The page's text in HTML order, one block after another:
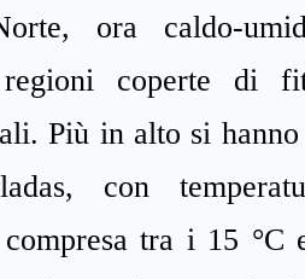
ora caldo-
coperte di
Più in alto si
con
compresa tra i 15 °C